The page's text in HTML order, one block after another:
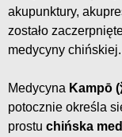
akupunktury,
zostało
medycyny chińskiej.
Medycyna Kampō
potocznie określa
prostu chińska